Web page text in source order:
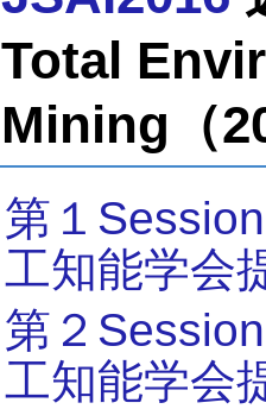
Total
Mining（
第１
工知能学会
第２
工知能学会